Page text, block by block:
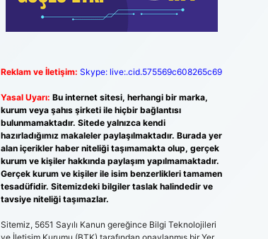
Reklam ve İletişim: Skype: live:.cid.575569c608265c69
Yasal Uyarı: Bu internet sitesi, herhangi bir marka,
kurum veya şahıs şirketi ile hiçbir bağlantısı
bulunmamaktadır. Sitede yalnızca kendi
hazırladığımız makaleler paylaşılmaktadır. Burada yer
alan içerikler haber niteliği taşımamakta olup, gerçek
kurum ve kişiler hakkında paylaşım yapılmamaktadır.
Gerçek kurum ve kişiler ile isim benzerlikleri tamamen
tesadüfidir. Sitemizdeki bilgiler taslak halindedir ve
tavsiye niteliği taşımazlar.
Sitemiz, 5651 Sayılı Kanun gereğince Bilgi Teknolojileri